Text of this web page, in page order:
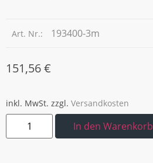
Art. Nr.: 193400-3m
151,56€
inkl. MwSt. zzgl. Versandkosten
In den Warenkorb